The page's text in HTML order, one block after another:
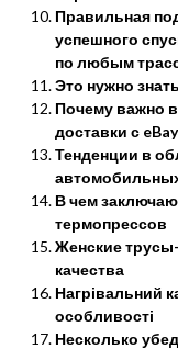
Правильная
успешного
по любым
Это нужно
Почему важно
доставки с
Тенденции в
В чем
термопрессов
Женские
качества
Нагрівальний
особливості
Несколько